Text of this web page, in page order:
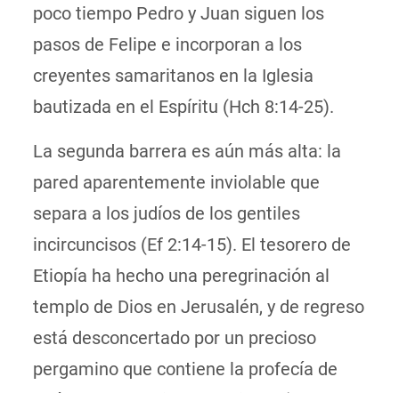
poco tiempo Pedro y Juan siguen los
pasos de Felipe e incorporan a los
creyentes samaritanos en la Iglesia
bautizada en el Espíritu (Hch 8:14-25).
La segunda barrera es aún más alta: la
pared aparentemente inviolable que
separa a los judíos de los gentiles
incircuncisos (Ef 2:14-15). El tesorero de
Etiopía ha hecho una peregrinación al
templo de Dios en Jerusalén, y de regreso
está desconcertado por un precioso
pergamino que contiene la profecía de